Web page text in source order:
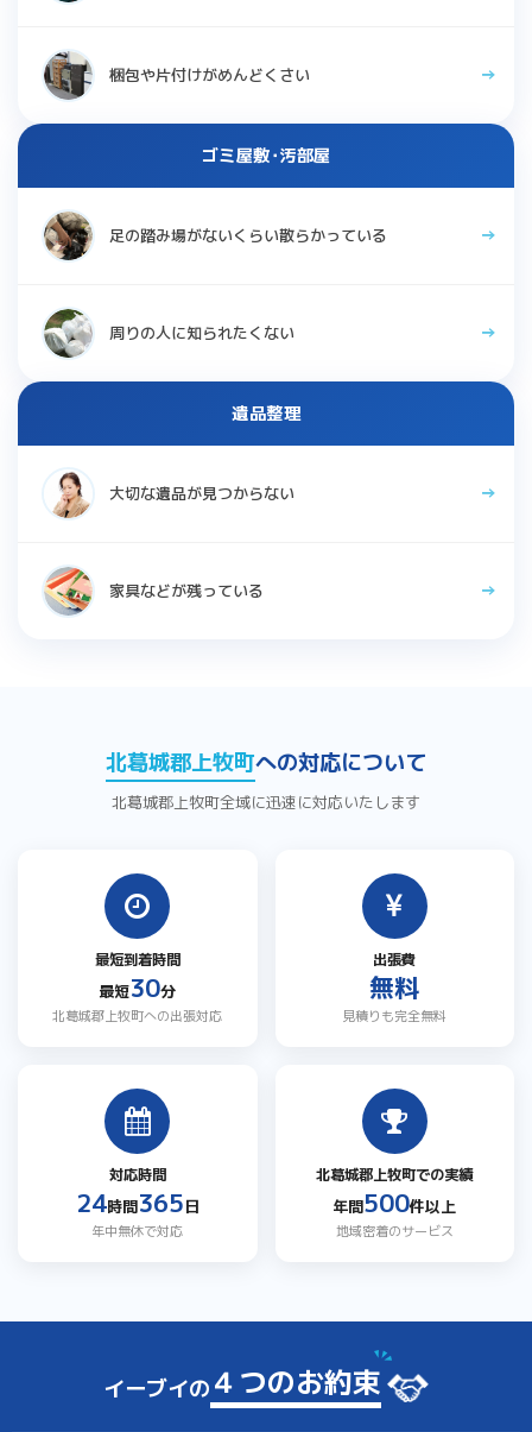
梱包や片付けがめんどくさい
ゴミ屋敷･汚部屋
足の踏み場がないくらい散らかっている
周りの人に知られたくない
遺品整理
大切な遺品が見つからない
家具などが残っている
北葛城郡上牧町への対応について
北葛城郡上牧町全域に迅速に対応いたします
最短到着時間
最短30分
北葛城郡上牧町への出張対応
出張費
無料
見積りも完全無料
対応時間
24時間365日
年中無休で対応
北葛城郡上牧町での実績
年間500件以上
地域密着のサービス
イーブイの４つのお約束